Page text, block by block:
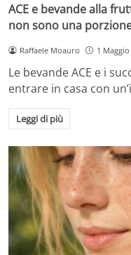
ACE e bevande alla
non sono una
Raffaele Moauro 1 Maggio
Le bevande ACE e i
entrare in casa con
Leggi di più